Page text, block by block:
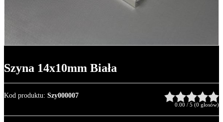
Szyna 14x10mm Biała
Kod produktu: Szy000007
0.00 / 5 (0 głosów)